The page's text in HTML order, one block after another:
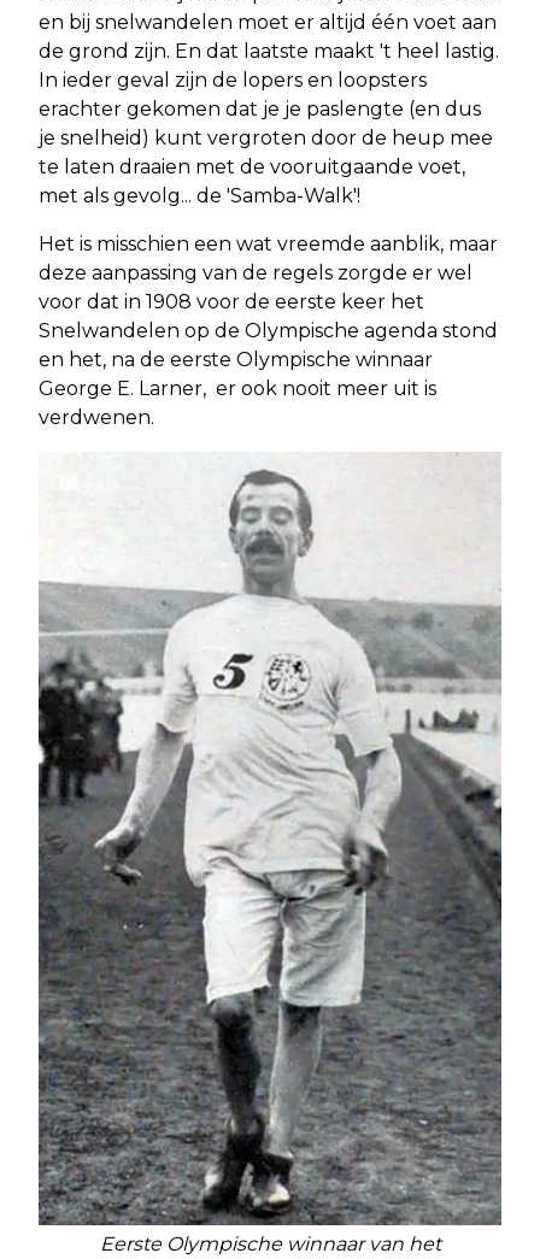
en bij snelwandelen moet er altijd één voet aan
de grond zijn. En dat laatste maakt 't heel lastig.
In ieder geval zijn de lopers en loopsters
erachter gekomen dat je je paslengte (en dus
je snelheid) kunt vergroten door de heup mee
te laten draaien met de vooruitgaande voet,
met als gevolg... de 'Samba-Walk'!
Het is misschien een wat vreemde aanblik, maar
deze aanpassing van de regels zorgde er wel
voor dat in 1908 voor de eerste keer het
Snelwandelen op de Olympische agenda stond
en het, na de eerste Olympische winnaar
George E. Larner, er ook nooit meer uit is
verdwenen.
Eerste Olympische winnaar van het